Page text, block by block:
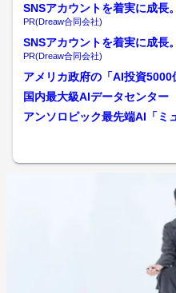
SNSアカウントを着実に成長
PR(Dreaw合同会社)
SNSアカウントを着実に成長
PR(Dreaw合同会社)
アメリカ政府の「AI投資
AIは本当に“バブ...
国内最大級AIデータセンタ
日台合弁企業と立地協定...
アンソロピック最先端AI「